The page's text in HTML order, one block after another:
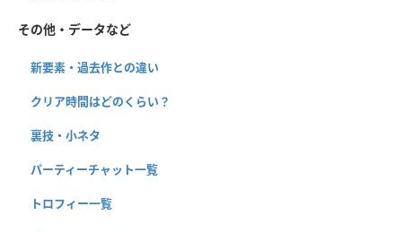
その他・データなど
新要素・過去作との違い
クリア時間はどのくらい？
裏技・小ネタ
パーティーチャット一覧
トロフィー一覧